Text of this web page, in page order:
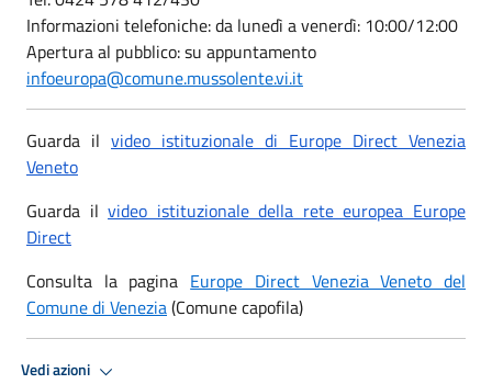
Informazioni telefoniche: da lunedì a venerdì: 10:00/12:00
Apertura al pubblico: su appuntamento
infoeuropa@comune.mussolente.vi.it
Guarda il video istituzionale di Europe Direct Venezia
Veneto
Guarda ilvideo istituzionale della rete europea Europe
Direct
Consulta la pagina Europe Direct Venezia Veneto del
Comune di Venezia(Comune capofila)
Vedi azioni